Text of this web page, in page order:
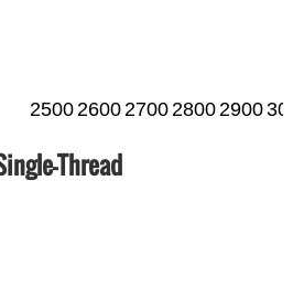
25002600270028002900
Thread